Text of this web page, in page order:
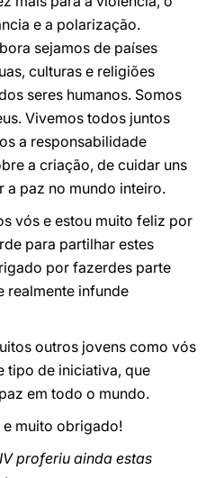
e a polarização.
sejamos de países
culturas e religiões
seres humanos. Somos
Vivemos todos juntos
a responsabilidade
a criação, de cuidar uns
a paz no mundo inteiro.
vós e estou muito feliz por
para partilhar estes
por fazerdes parte
realmente infunde
outros jovens como vós
tipo de iniciativa, que
em todo o mundo.
muito obrigado!
proferiu ainda estas